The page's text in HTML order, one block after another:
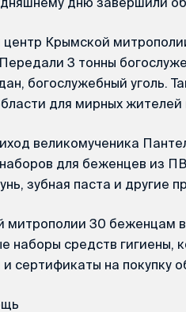
центр Крымской
3 тонны
богослужебный уголь.
для мирных
великомученика
наборов для беженцев из
зубная паста и другие
митрополии 30 беженцам
наборы средств гигиены,
сертификаты на покупку